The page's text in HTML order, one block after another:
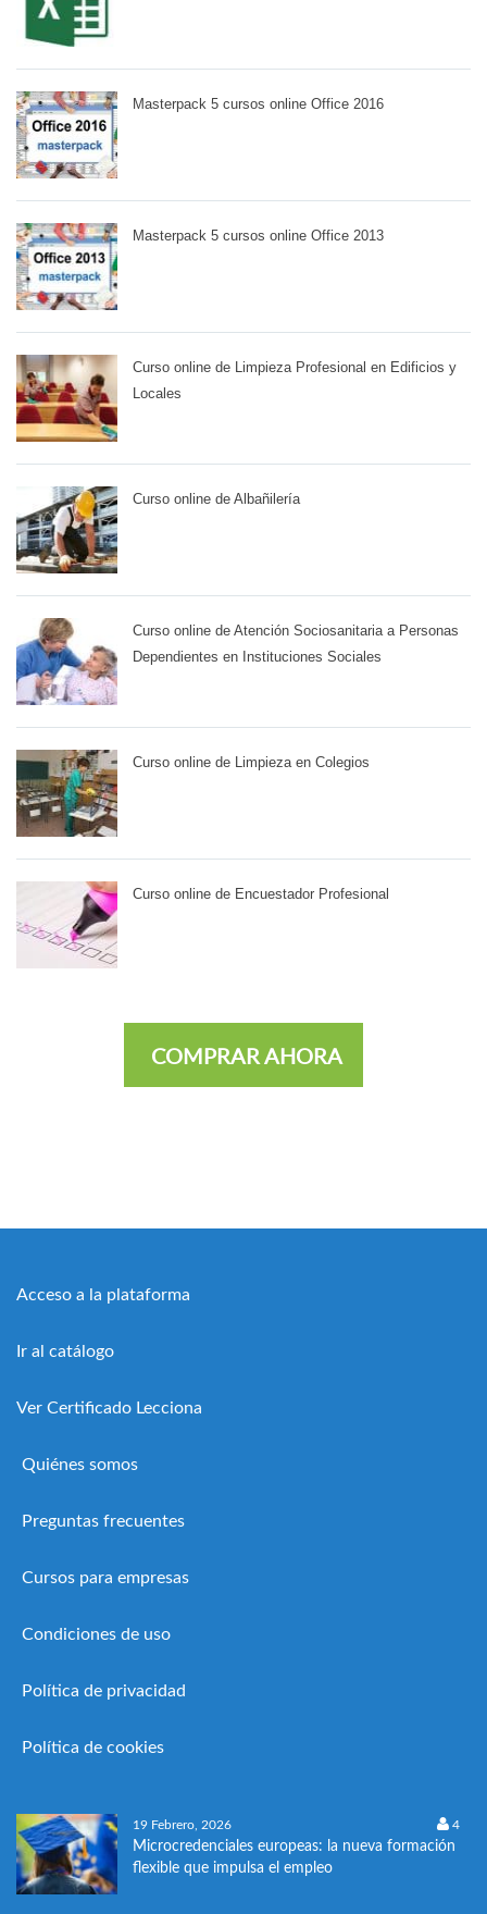
Masterpack 5 cursos online Office 2016
Masterpack 5 cursos online Office 2013
Curso online de Limpieza Profesional en Edificios y
Locales
Curso online de Albañilería
Curso online de Atención Sociosanitaria a Personas
Dependientes en Instituciones Sociales
Curso online de Limpieza en Colegios
Curso online de Encuestador Profesional
COMPRAR AHORA
Acceso a la plataforma
Ir al catálogo
Ver Certificado Lecciona
Quiénes somos
Preguntas frecuentes
Cursos para empresas
Condiciones de uso
Política de privacidad
Política de cookies
19 Febrero, 2026 4
Microcredenciales europeas: la nueva formación
flexible que impulsa el empleo